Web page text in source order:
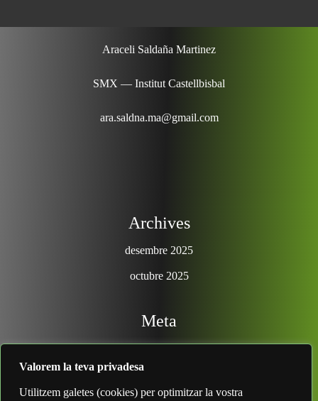
Valorem la teva privadesa
Utilitzem galetes (cookies) per optimitzar la vostra
Araceli Saldaña Martinez
SMX — Institut Castellbisbal
ara.saldna.ma@gmail.com
Archives
desembre 2025
octubre 2025
Meta
Entra
Search